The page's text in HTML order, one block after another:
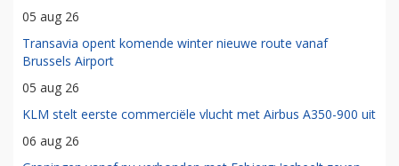
05 aug 26
Transavia opent komende winter nieuwe route vanaf
Brussels Airport
05 aug 26
KLM stelt eerste commerciële vlucht met Airbus A350-900 uit
06 aug 26